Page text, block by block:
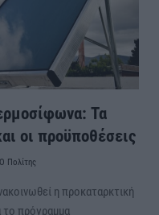
Τα
οι προϋποθέσεις
Ο Πολίτης
η προκαταρκτική
το πρόγραμμα